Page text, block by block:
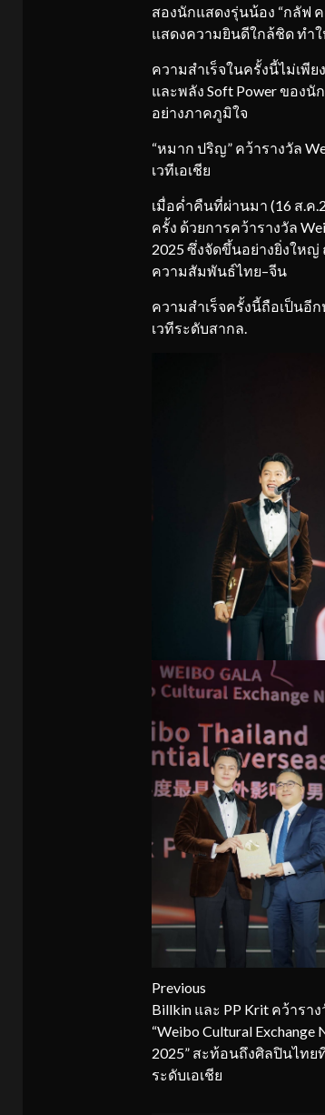
สองนักแสดงรุ่นน้อง “กลัฟ
แสดงความยินดีใกล้ชิด ทำ
ความสำเร็จในครั้งนี้ไม่เพี
และพลัง Soft Power ของนั
อย่างภาคภูมิใจ
“หมาก ปริญ” คว้ารางวัล
เวทีเอเชีย
เมื่อค่ำคืนที่ผ่านมา (16 ส.ค
ครั้ง ด้วยการคว้ารางวัล
2025 ซึ่งจัดขึ้นอย่างยิ่งให
ความสัมพันธ์ไทย–จีน
ความสำเร็จครั้งนี้ถือเป็น
เวทีระดับสากล.
Continue
Reading
Previous
Billkin และ PP Krit คว้ารา
“Weibo Cultural Exchange
2025” สะท้อนถึงศิลปินไท
ระดับเอเชีย